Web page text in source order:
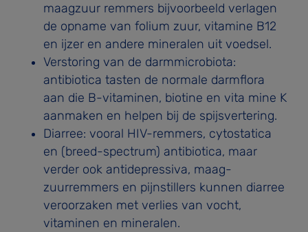
maagzuur­ remmers bijvoorbeeld verlagen
de opname van folium­ zuur, vitamine B12
en ijzer en andere mineralen uit voedsel.
Verstoring van de darmmicrobiota:
antibiotica tasten de normale darmflora
aan die B-vitaminen, biotine en vita­ mine K
aanmaken en helpen bij de spijsvertering.
Diarree: vooral HIV-remmers, cytostatica
en (breed-spec­trum) antibiotica, maar
verder ook antidepressiva, maag­
zuurremmers en pijnstillers kunnen diarree
veroorzaken met verlies van vocht,
vitaminen en mineralen.